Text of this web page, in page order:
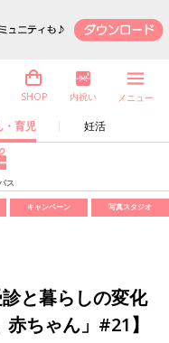
・育児 妊活
SHOP 内祝い メニュー
ス
キャンペーン 写真スタジオ
と暮らしの変化
赤ちゃん」#21】